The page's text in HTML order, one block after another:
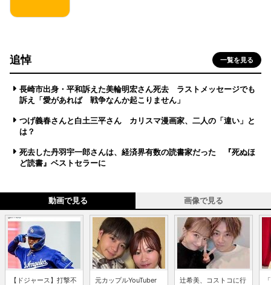
追悼 一覧を見る
長崎市出身・平和訴えた美輪明宏さん死去 ラストメッセージでも
訴え「愛があれば 戦争なんか起こりません」
つげ義春さんと白土三平さん カリスマ漫画家、二人の「違い」と
は？
死去した丹羽宇一郎さんは、経済界有数の読書家だった 『死ぬほ
ど読書』ベストセラーに
動画で見る 画像で見る
【ドジャース】打撃不
元カップルYouTuber
辻希美、コストコに行